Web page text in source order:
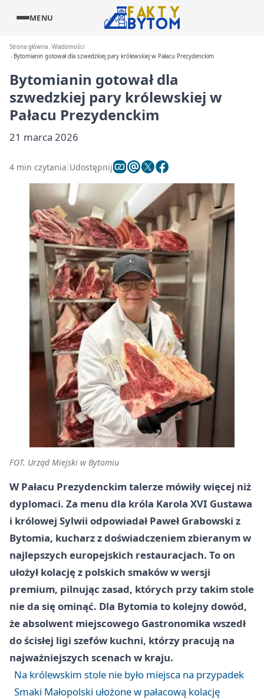
MENU
Strona główna Wiadomości
Bytomianin gotował dla szwedzkiej pary królewskiej w Pałacu Prezydenckim
Bytomianin gotował dla
szwedzkiej pary królewskiej w
Pałacu Prezydenckim
21 marca 2026
4 min czytania Udostępnij
FOT. Urząd Miejski w Bytomiu
W Pałacu Prezydenckim talerze mówiły więcej niż
dyplomaci. Za menu dla króla Karola XVI Gustawa
i królowej Sylwii odpowiadał Paweł Grabowski z
Bytomia, kucharz z doświadczeniem zbieranym w
najlepszych europejskich restauracjach. To on
ułożył kolację z polskich smaków w wersji
premium, pilnując zasad, których przy takim stole
nie da się ominąć. Dla Bytomia to kolejny dowód,
że absolwent miejscowego Gastronomika wszedł
do ścisłej ligi szefów kuchni, którzy pracują na
najważniejszych scenach w kraju.
Na królewskim stole nie było miejsca na przypadek
Smaki Małopolski ułożone w pałacową kolację